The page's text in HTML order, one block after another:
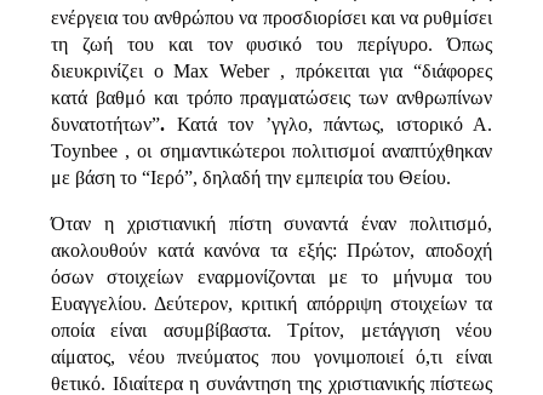
ενέργεια του ανθρώπου να προσδιορίσει και να ρυθμίσει
τη ζωή του και τον φυσικό του περίγυρο. Όπως
διευκρινίζει ο Max Weber , πρόκειται για “διάφορες
κατά βαθμό και τρόπο πραγματώσεις των ανθρωπίνων
δυνατοτήτων”. Κατά τον ’γγλο, πάντως, ιστορικό Α.
Toynbee , οι σημαντικώτεροι πολιτισμοί αναπτύχθηκαν
με βάση το “Ιερό”, δηλαδή την εμπειρία του Θείου.
Όταν η χριστιανική πίστη συναντά έναν πολιτισμό,
ακολουθούν κατά κανόνα τα εξής: Πρώτον, αποδοχή
όσων στοιχείων εναρμονίζονται με το μήνυμα του
Ευαγγελίου. Δεύτερον, κριτική απόρριψη στοιχείων τα
οποία είναι ασυμβίβαστα. Τρίτον, μετάγγιση νέου
αίματος, νέου πνεύματος που γονιμοποιεί ό,τι είναι
θετικό. Ιδιαίτερα η συνάντηση της χριστιανικής πίστεως